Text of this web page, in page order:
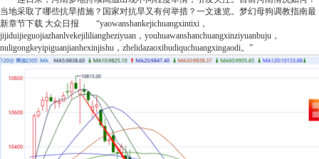
当地采取了哪些抗旱措施？国家对抗旱又有何举措？一文速览。 梦幻母狗调教指南最
新章节下载 大众日报 “yaowanshankejichuangxintixi，
jijiduijieguojiazhanlvekejililiangheziyuan，youhuawanshanchuangxinziyuanbuju，
nuligongkeyipiguanjianhexinjishu，zhelidazaoxibudiquchuangxingaodi。”